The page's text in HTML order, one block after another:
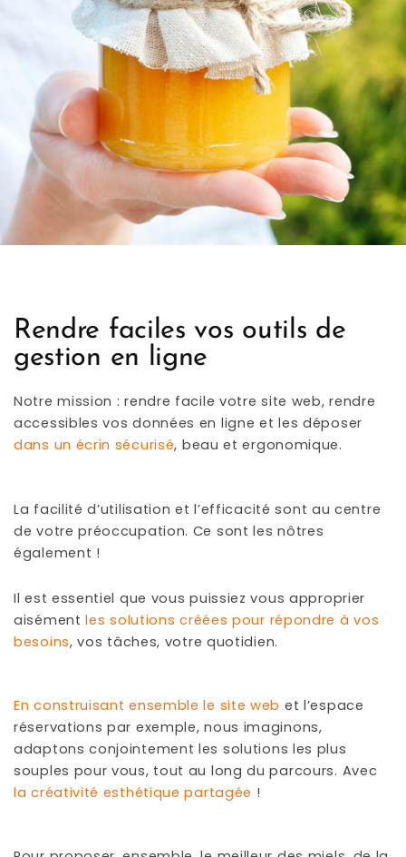
Rendre faciles vos outils de
gestion en ligne
Notre mission : rendre facile votre site web, rendre
accessibles vos données en ligne et les déposer
dans un écrin sécurisé, beau et ergonomique.
La facilité d’utilisation et l’efficacité sont au centre
de votre préoccupation. Ce sont les nôtres
également !
Il est essentiel que vous puissiez vous approprier
aisémentles solutions créées pour répondre à vos
besoins, vos tâches, votre quotidien.
En construisant ensemble le site web et l’espace
réservations par exemple, nous imaginons,
adaptons conjointement les solutions les plus
souples pour vous, tout au long du parcours. Avec
la créativité esthétique partagée !